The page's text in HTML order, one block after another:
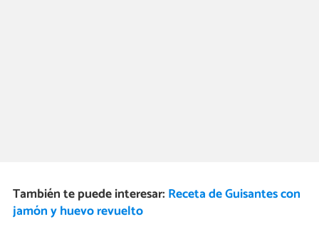
También te puede interesar: Receta de Guisantes con
jamón y huevo revuelto